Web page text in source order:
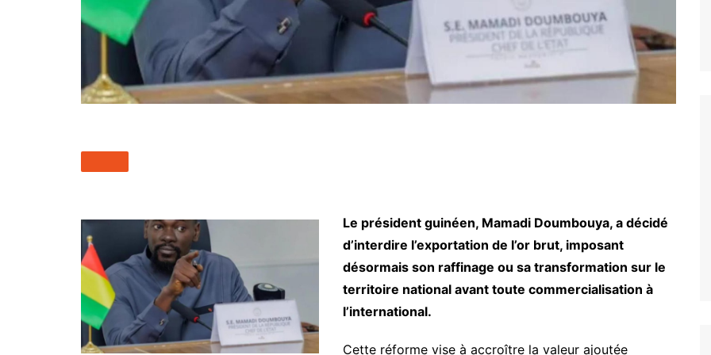
Le président guinéen, Mamadi Doumbouya, a décidé
d’interdire l’exportation de l’or brut, imposant
désormais son raffinage ou sa transformation sur le
territoire national avant toute commercialisation à
l’international.
Cette réforme vise à accroître la valeur ajoutée